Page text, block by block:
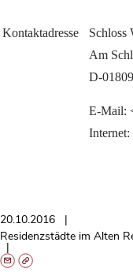
Kontaktadresse
Schloss
Am
D-
E-Mail:
Internet:
20.10.2016
Residenzstädte im Alten